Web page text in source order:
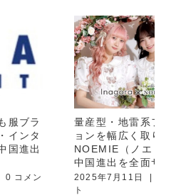
量産型・地雷系ファッシ
ョンを幅広く取り扱う
NOEMIE（ノエミー）の
中国進出を全面サポート
2025年7月11日 |
0 コメン